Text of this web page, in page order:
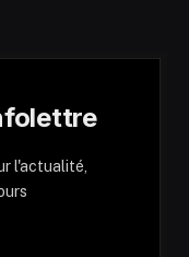
l'actualité,